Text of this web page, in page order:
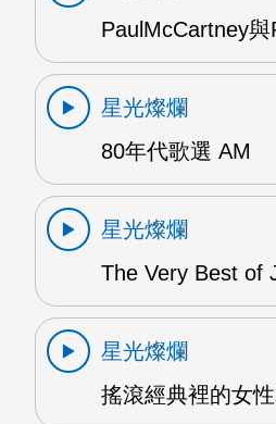
PaulMcCartney
星光燦爛
80年代歌選 AM
星光燦爛
The Very Best of
星光燦爛
搖滾經典裡的女